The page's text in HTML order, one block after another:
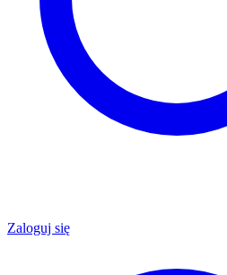
Zaloguj się